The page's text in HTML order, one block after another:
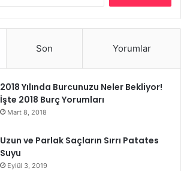
Son Yorumlar
2018 Yılında Burcunuzu Neler Bekliyor!
İşte 2018 Burç Yorumları
Mart 8, 2018
Uzun ve Parlak Saçların Sırrı Patates
Suyu
Eylül 3, 2019